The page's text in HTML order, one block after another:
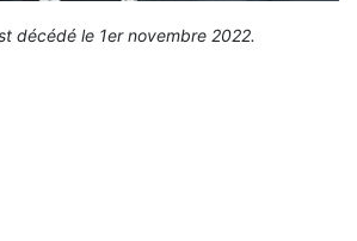
décédé le 1er novembre 2022.